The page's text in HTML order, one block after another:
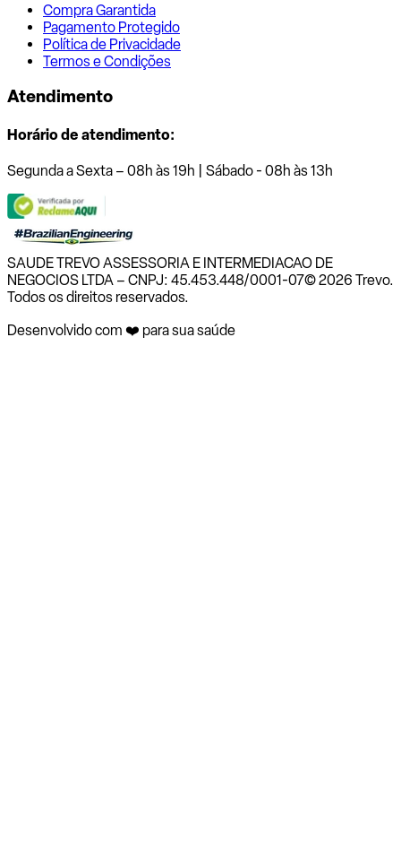
Compra Garantida
Pagamento Protegido
Política de Privacidade
Termos e Condições
Atendimento
Horário de atendimento:
Segunda a Sexta – 08h às 19h | Sábado - 08h às 13h
SAUDE TREVO ASSESSORIA E INTERMEDIACAO DE
NEGOCIOS LTDA – CNPJ: 45.453.448/0001-07© 2026 Trevo.
Todos os direitos reservados.
Desenvolvido com ❤️ para sua saúde